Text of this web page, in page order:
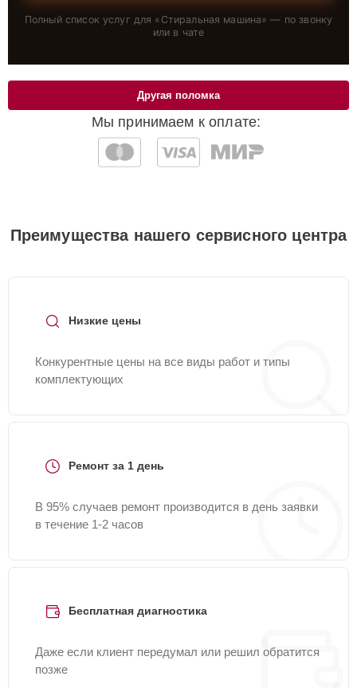
Полный список услуг для « Стиральная машина» — по звонку
или в чате
Мы принимаем к оплате:
Другая поломка
Преимущества нашего сервисного центра
Низкие цены
Конкурентные цены на все виды работ и типы
комплектующих
Ремонт за 1 день
В 95% случаев ремонт производится в день заявки
в течение 1-2 часов
Бесплатная диагностика
Даже если клиент передумал или решил обратится
позже